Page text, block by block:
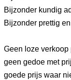
Bijzonder kundig
Bijzonder prettig
Geen loze
geen gedoe met
goede prijs waar